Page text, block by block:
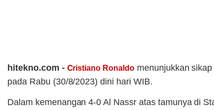
hitekno.com - Cristiano Ronaldomenunjukkan
pada Rabu (30/8/2023) dini hari WIB.
Dalam kemenangan 4-0 Al Nassr atas tamunya di